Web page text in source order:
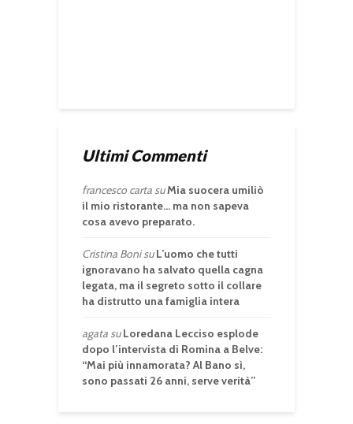
Ultimi Commenti
francesco cartasuMia suocera umiliò
il mio ristorante… ma non sapeva
cosa avevo preparato.
Cristina BonisuL’uomo che tutti
ignoravano ha salvato quella cagna
legata, ma il segreto sotto il collare
ha distrutto una famiglia intera
agatasuLoredana Lecciso esplode
dopo l’intervista di Romina a Belve:
“Mai più innamorata? Al Bano sì,
sono passati 26 anni, serve verità”